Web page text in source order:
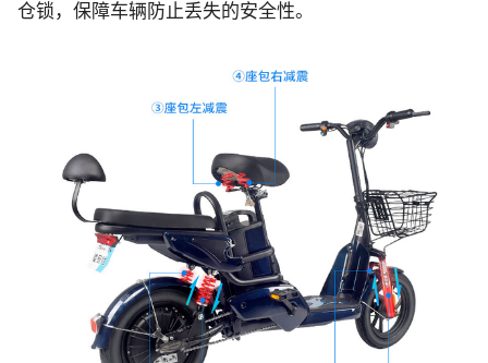
仓锁，保障车辆防止丢失的安全性。